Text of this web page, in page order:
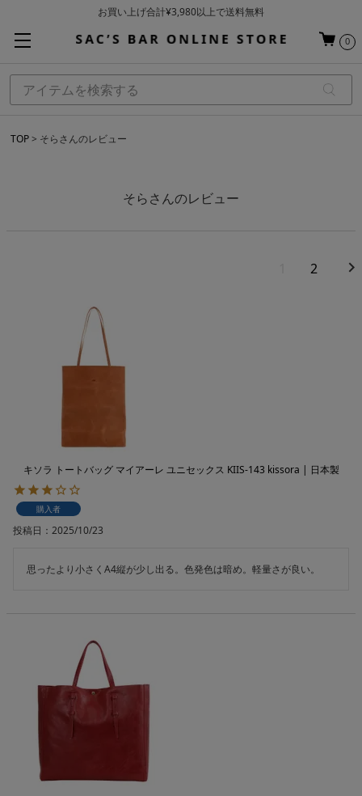
お買い上げ合計¥3,980以上で送料無料
当日～翌営業日を目安に順次発送（一部お取り寄せ商品を除く）
0
TOP そらさんのレビュー
そらさんのレビュー
2
キソラ トートバッグ マイアーレ ユニセックス KIIS-143 kissora | 日本製
購入者
投稿日 2025/10/23
思ったより小さくA4縦が少し出る。色発色は暗め。軽量さが良い。